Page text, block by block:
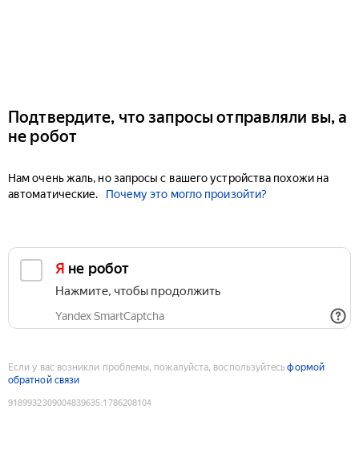
Подтвердите, что запросы отправляли вы, а
не робот
Нам очень жаль, но запросы с вашего устройства похожи на
автоматические.
Почему это могло произойти?
Я не робот
Нажмите, чтобы продолжить
Yandex SmartCaptcha
Если у вас возникли проблемы, пожалуйста, воспользуйтесьформой
обратной связи
9189932309004839635:1786208104